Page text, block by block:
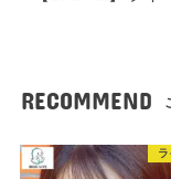
RECOMMEND